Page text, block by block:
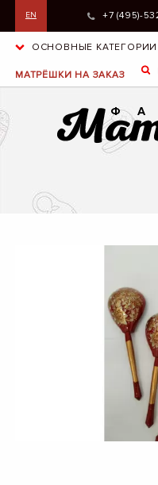
EN +7 (495)-
ОСНОВНЫЕ
МАТРЁШКИ НА ЗАКАЗ